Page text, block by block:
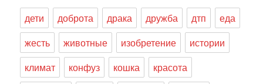
дети доброта драка дружба дтп
еда
жесть
животные изобретение
истории
климат
конфуз кошка
красота